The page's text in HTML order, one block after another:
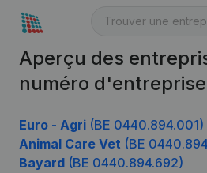
Aperçu des
numéro
Euro - Agri (BE 0440.894.001)
Animal Care Vet (BE
Bayard (BE 0440.894.692)